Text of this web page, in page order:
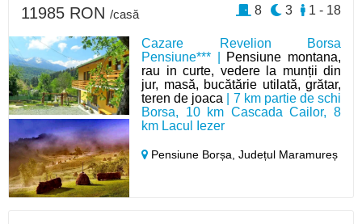
Cazare Revelion Borsa
Pensiune*** | Pensiune montana,
rau in curte, vedere la munții din
jur, masă, bucătărie utilată, grătar,
teren de joaca | 7 km partie de schi
Borsa, 10 km Cascada Cailor, 8
km Lacul Iezer
Pensiune Borșa,Județul Maramureș
11985 RON /casă 1 - 18
3
8